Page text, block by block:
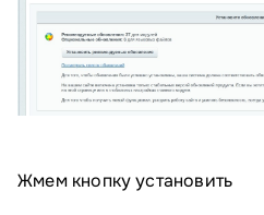
Жмем кнопку установить